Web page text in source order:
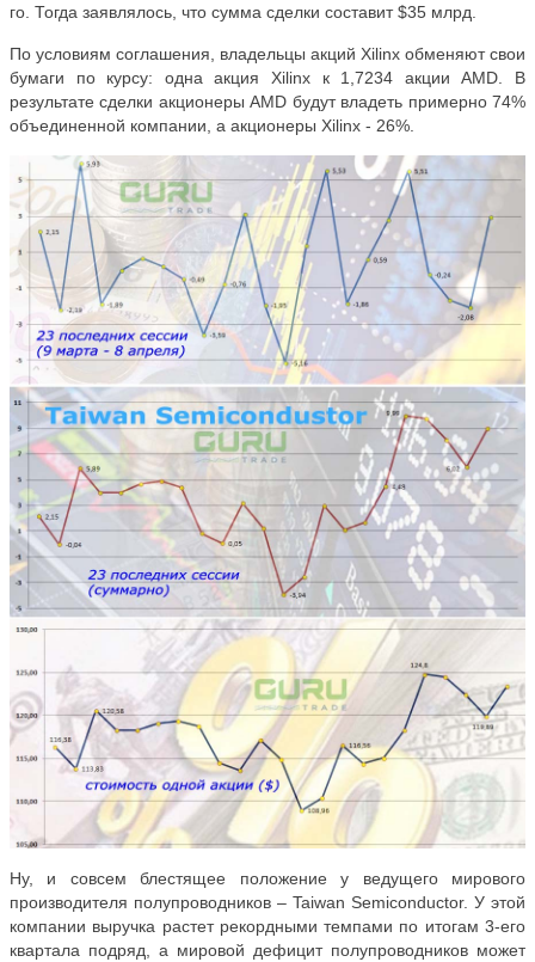
го. Тогда заявлялось, что сумма сделки составит $35 млрд.
По условиям соглашения, владельцы акций Xilinx обменяют свои
бумаги по курсу: одна акция Xilinx к 1,7234 акции AMD. В
результате сделки акционеры AMD будут владеть примерно 74%
объединенной компании, а акционеры Xilinx - 26%.
Ну, и совсем блестящее положение у ведущего мирового
производителя полупроводников – Taiwan Semiconductor. У этой
компании выручка растет рекордными темпами по итогам 3-его
квартала подряд, а мировой дефицит полупроводников может